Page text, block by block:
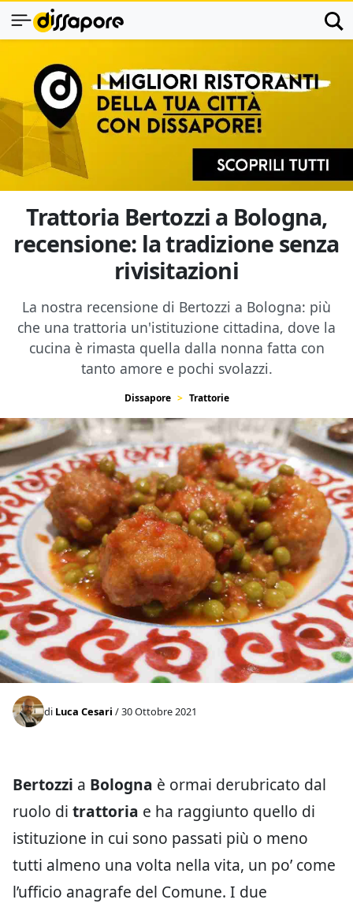
Trattoria Bertozzi a Bologna,
recensione: la tradizione senza
rivisitazioni
La nostra recensione di Bertozzi a Bologna: più
che una trattoria un'istituzione cittadina, dove la
cucina è rimasta quella dalla nonna fatta con
tanto amore e pochi svolazzi.
Dissapore Trattorie
di Luca Cesari / 30 Ottobre 2021
Bertozzi a Bologna è ormai derubricato dal
ruolo di trattoria e ha raggiunto quello di
istituzione in cui sono passati più o meno
tutti almeno una volta nella vita, un po’ come
l’ufficio anagrafe del Comune. I due